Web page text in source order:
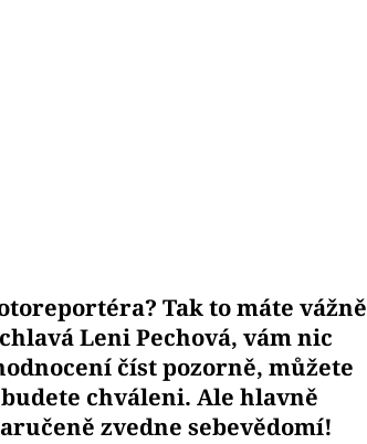
Tak to máte vážně
Leni Pechová, vám nic
číst pozorně, můžete
chváleni. Ale hlavně
zvedne sebevědomí!